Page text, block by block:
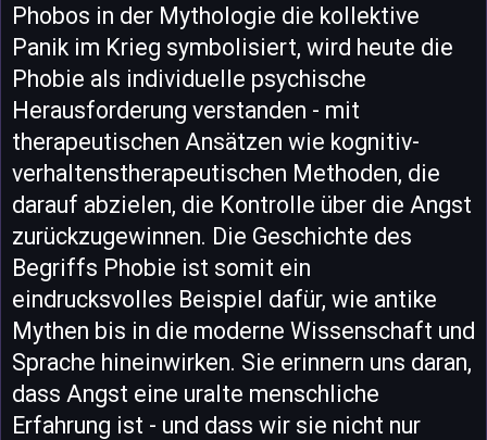
Phobos in der Mythologie die kollektive
Panik im Krieg symbolisiert, wird heute die
Phobie als individuelle psychische
Herausforderung verstanden - mit
therapeutischen Ansätzen wie kognitiv-
verhaltenstherapeutischen Methoden, die
darauf abzielen, die Kontrolle über die Angst
zurückzugewinnen. Die Geschichte des
Begriffs Phobie ist somit ein
eindrucksvolles Beispiel dafür, wie antike
Mythen bis in die moderne Wissenschaft und
Sprache hineinwirken. Sie erinnern uns daran,
dass Angst eine uralte menschliche
Erfahrung ist - und dass wir sie nicht nur